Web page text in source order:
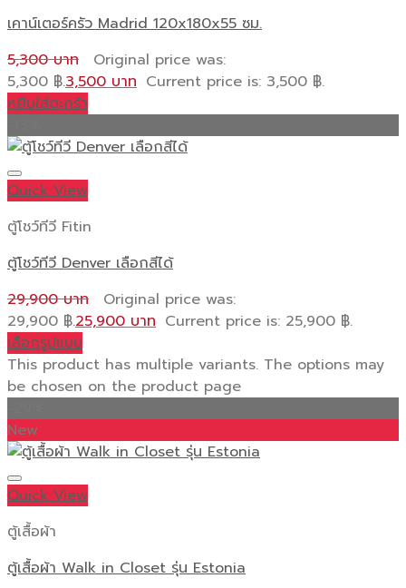
เคาน์เตอร์ครัว Madrid 120x180x55 ซม.
5,300
Original price was:
5,300 ฿.3,500
Current price is: 3,500 ฿.
หยิบใส่ตะกร้า
Quick View
ตู้โชว์ทีวี Fitin
ตู้โชว์ทีวี Denver เลือกสีได้
29,900
Original price was:
29,900 ฿.25,900
Current price is: 25,900 ฿.
เลือกรูปแบบ
This product has multiple variants. The options may
be chosen on the product page
New
Quick View
ตู้เสื้อผ้า
ตู้เสื้อผ้า Walk in Closet รุ่น Estonia